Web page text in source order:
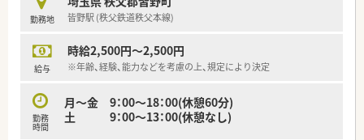
勤務地 皆野駅 (秩父鉄道秩父本線)
給与
時給2,500円～2,500円
※年齢、経験、能力などを考慮の上、規定により決定
勤務
時間
月～金 9：00～18：00(休憩60分)
土 9：00～13：00(休憩なし)